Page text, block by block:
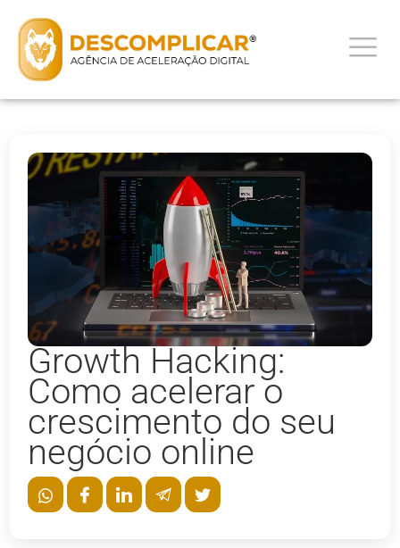
Growth Hacking:
Como acelerar o
crescimento do seu
negócio online